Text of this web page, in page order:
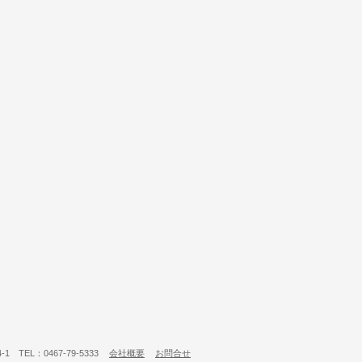
1 TEL：0467-79-5333 会社概要 お問合せ